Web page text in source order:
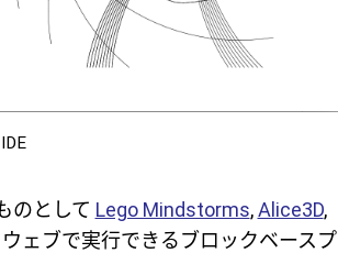
のとして Lego Mindstorms,Alice3D,
ェブで実行できるブロックベースプ